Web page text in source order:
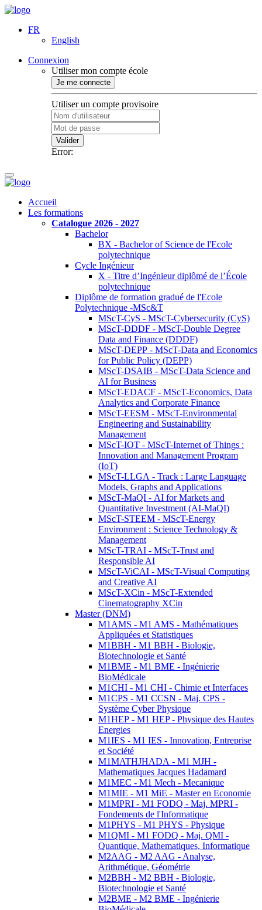
FR
English
Connexion
Utiliser mon compte école
Je me connecte
Utiliser un compte provisoire
Valider
Error:
Accueil
Les formations
Catalogue 2026 - 2027
Bachelor
BX - Bachelor of Science de l'Ecole
polytechnique
Cycle Ingénieur
X - Titre d’Ingénieur diplômé de l’École
polytechnique
Diplôme de formation gradué de l'Ecole
Polytechnique -MSc&T
MScT-CyS - MScT-Cybersecurity (CyS)
MScT-DDDF - MScT-Double Degree
Data and Finance (DDDF)
MScT-DEPP - MScT-Data and Economics
for Public Policy (DEPP)
MScT-DSAIB - MScT-Data Science and
AI for Business
MScT-EDACF - MScT-Economics, Data
Analytics and Corporate Finance
MScT-EESM - MScT-Environmental
Engineering and Sustainability
Management
MScT-IOT - MScT-Internet of Things :
Innovation and Management Program
(IoT)
MScT-LLGA - Track : Large Language
Models, Graphs and Applications
MScT-MaQI - AI for Markets and
Quantitative Investment (AI-MaQI)
MScT-STEEM - MScT-Energy
Environment : Science Technology &
Management
MScT-TRAI - MScT-Trust and
Responsible AI
MScT-ViCAI - MScT-Visual Computing
and Creative AI
MScT-XCin - MScT-Extended
Cinematography XCin
Master (DNM)
M1AMS - M1 AMS - Mathématiques
Appliquées et Statistiques
M1BBH - M1 BBH - Biologie,
Biotechnologie et Santé
M1BME - M1 BME - Ingénierie
BioMédicale
M1CHI - M1 CHI - Chimie et Interfaces
M1CPS - M1 CCSN - Maj. CPS -
Système Cyber Physique
M1HEP - M1 HEP - Physique des Hautes
Energies
M1IES - M1 IES - Innovation, Entreprise
et Société
M1MATHJHADA - M1 MJH -
Mathematiques Jacques Hadamard
M1MEC - M1 Mech - Mecanique
M1MIE - M1 MiE - Master en Economie
M1MPRI - M1 FODQ - Maj. MPRI -
Fondements de l'Informatique
M1PHYS - M1 PHYS - Physique
M1QMI - M1 FODQ - Maj. QMI -
Quantique, Mathematiques, Informatique
M2AAG - M2 AAG - Analyse,
Arithmétique, Géométrie
M2BBH - M2 BBH - Biologie,
Biotechnologie et Santé
M2BME - M2 BME - Ingénierie